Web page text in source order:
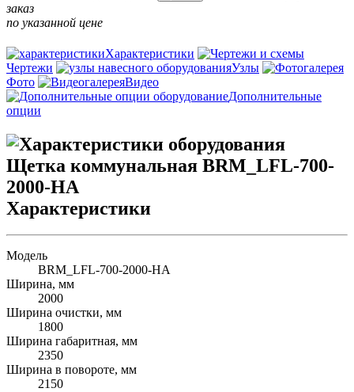
заказ
по указанной цене
Характеристики
Чертежи
Узлы
Фото
Видео
Дополнительные
опции
Характеристики
Модель
BRM_LFL-700-2000-HA
Ширина, мм
2000
Ширина очистки, мм
1800
Ширина габаритная, мм
2350
Ширина в повороте, мм
2150